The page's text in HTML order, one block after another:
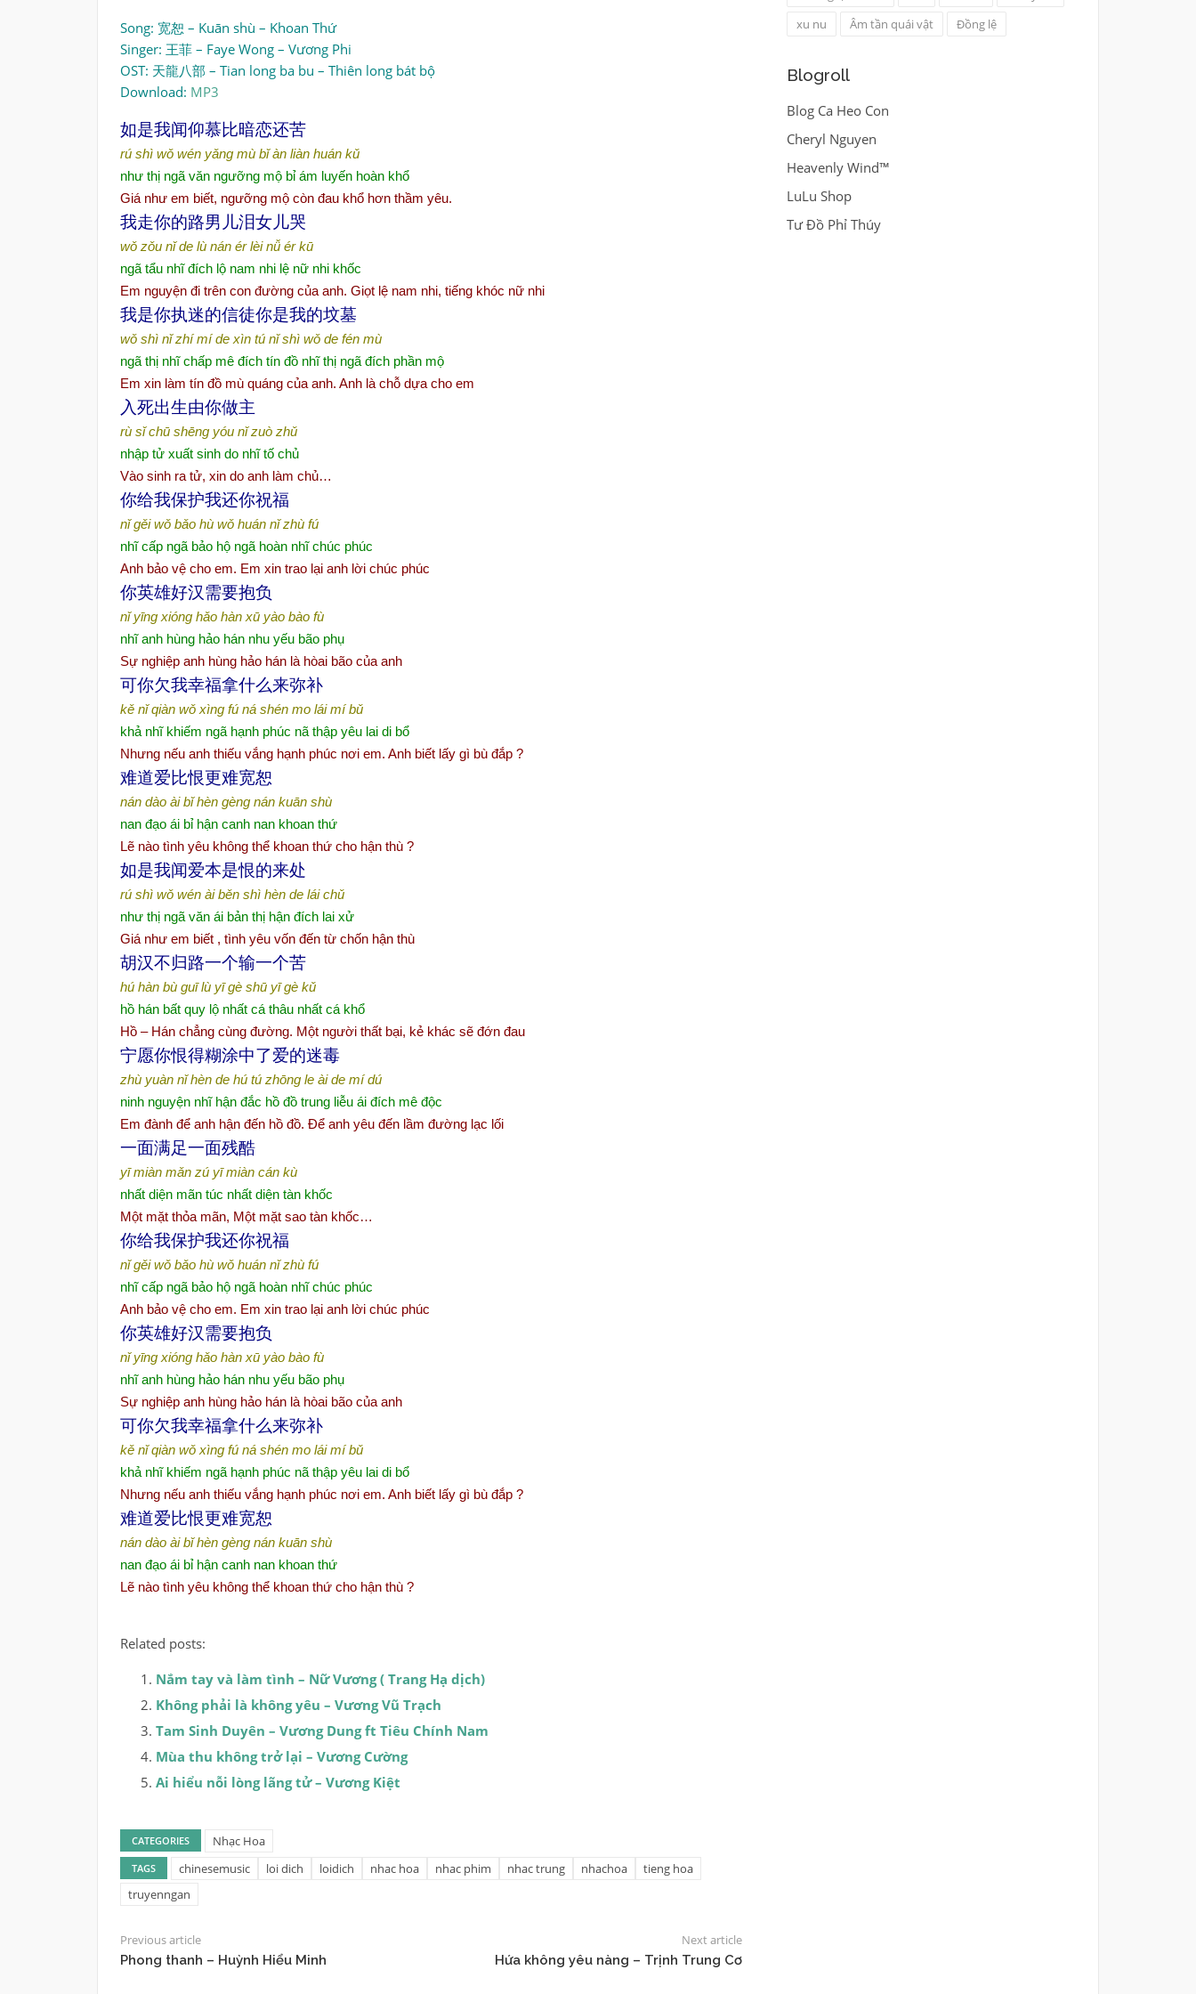
Song: 宽恕 – Kuān shù – Khoan Thứ
Singer: 王菲 – Faye Wong – Vương Phi
OST: 天龍八部 – Tian long ba bu – Thiên long bát bộ
Download: MP3
如是我闻仰慕比暗恋还苦
rú shì wǒ wén yǎng mù bǐ àn liàn huán kǔ
như thị ngã văn ngưỡng mộ bỉ ám luyến hoàn khổ
Giá như em biết, ngưỡng mộ còn đau khổ hơn thầm yêu.
我走你的路男儿泪女儿哭
wǒ zǒu nǐ de lù nán ér lèi nǚ ér kū
ngã tẩu nhĩ đích lộ nam nhi lệ nữ nhi khốc
Em nguyện đi trên con đường của anh. Giọt lệ nam nhi, tiếng khóc nữ nhi
我是你执迷的信徒你是我的坟墓
wǒ shì nǐ zhí mí de xìn tú nǐ shì wǒ de fén mù
ngã thị nhĩ chấp mê đích tín đồ nhĩ thị ngã đích phần mộ
Em xin làm tín đồ mù quáng của anh. Anh là chỗ dựa cho em
入死出生由你做主
rù sǐ chū shēng yóu nǐ zuò zhǔ
nhập tử xuất sinh do nhĩ tố chủ
Vào sinh ra tử, xin do anh làm chủ…
你给我保护我还你祝福
nǐ gěi wǒ bǎo hù wǒ huán nǐ zhù fú
nhĩ cấp ngã bảo hộ ngã hoàn nhĩ chúc phúc
Anh bảo vệ cho em. Em xin trao lại anh lời chúc phúc
你英雄好汉需要抱负
nǐ yīng xióng hǎo hàn xū yào bào fù
nhĩ anh hùng hảo hán nhu yếu bão phụ
Sự nghiệp anh hùng hảo hán là hòai bão của anh
可你欠我幸福拿什么来弥补
kě nǐ qiàn wǒ xìng fú ná shén mo lái mí bǔ
khả nhĩ khiếm ngã hạnh phúc nã thập yêu lai di bổ
Nhưng nếu anh thiếu vắng hạnh phúc nơi em. Anh biết lấy gì bù đắp ?
难道爱比恨更难宽恕
nán dào ài bǐ hèn gèng nán kuān shù
nan đạo ái bỉ hận canh nan khoan thứ
Lẽ nào tình yêu không thể khoan thứ cho hận thù ?
如是我闻爱本是恨的来处
rú shì wǒ wén ài běn shì hèn de lái chǔ
như thị ngã văn ái bản thị hận đích lai xử
Giá như em biết , tình yêu vốn đến từ chốn hận thù
胡汉不归路一个输一个苦
hú hàn bù guī lù yī gè shū yī gè kǔ
hồ hán bất quy lộ nhất cá thâu nhất cá khổ
Hồ – Hán chẳng cùng đường. Một người thất bại, kẻ khác sẽ đớn đau
宁愿你恨得糊涂中了爱的迷毒
zhù yuàn nǐ hèn de hú tú zhōng le ài de mí dú
ninh nguyện nhĩ hận đắc hồ đồ trung liễu ái đích mê độc
Em đành để anh hận đến hồ đồ. Để anh yêu đến lầm đường lạc lối
一面满足一面残酷
yī miàn mǎn zú yī miàn cán kù
nhất diện mãn túc nhất diện tàn khốc
Một mặt thỏa mãn, Một mặt sao tàn khốc…
你给我保护我还你祝福
nǐ gěi wǒ bǎo hù wǒ huán nǐ zhù fú
nhĩ cấp ngã bảo hộ ngã hoàn nhĩ chúc phúc
Anh bảo vệ cho em. Em xin trao lại anh lời chúc phúc
你英雄好汉需要抱负
nǐ yīng xióng hǎo hàn xū yào bào fù
nhĩ anh hùng hảo hán nhu yếu bão phụ
Sự nghiệp anh hùng hảo hán là hòai bão của anh
可你欠我幸福拿什么来弥补
kě nǐ qiàn wǒ xìng fú ná shén mo lái mí bǔ
khả nhĩ khiếm ngã hạnh phúc nã thập yêu lai di bổ
Nhưng nếu anh thiếu vắng hạnh phúc nơi em. Anh biết lấy gì bù đắp ?
难道爱比恨更难宽恕
nán dào ài bǐ hèn gèng nán kuān shù
nan đạo ái bỉ hận canh nan khoan thứ
Lẽ nào tình yêu không thể khoan thứ cho hận thù ?
Related posts:
Nắm tay và làm tình – Nữ Vương ( Trang Hạ dịch)
Không phải là không yêu – Vương Vũ Trạch
Tam Sinh Duyên – Vương Dung ft Tiêu Chính Nam
Mùa thu không trở lại – Vương Cường
Ai hiểu nỗi lòng lãng tử – Vương Kiệt
CATEGORIES Nhạc Hoa
TAGS chinesemusic loi dich loidich nhac hoa nhac phim nhac trung nhachoa
tieng hoa
truyenngan
Previous article
Phong thanh – Huỳnh Hiểu Minh
Next article
Hứa không yêu nàng – Trịnh Trung Cơ
xu nu
Âm tần quái vật Đồng lệ
Blogroll
Blog Ca Heo Con
Cheryl Nguyen
Heavenly Wind™
LuLu Shop
Tư Đồ Phỉ Thúy